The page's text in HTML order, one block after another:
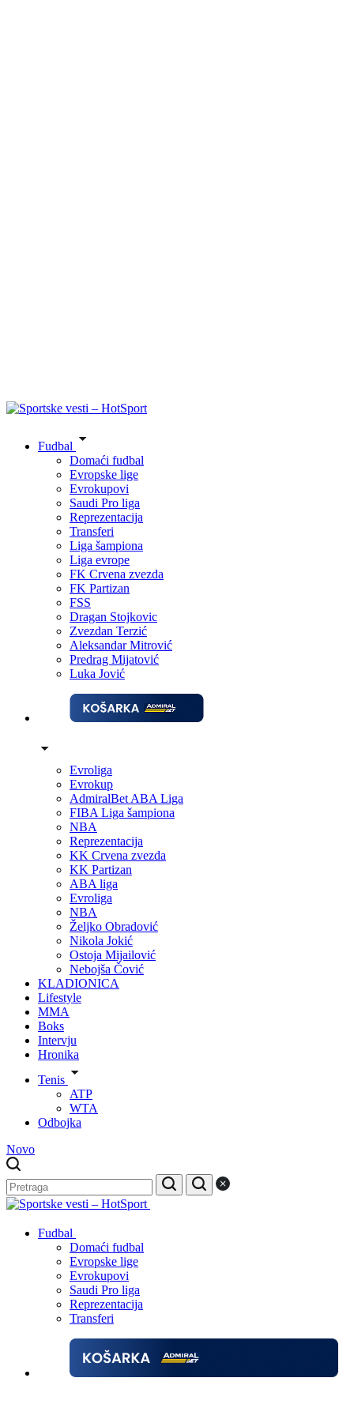
Fudbal
Domaći fudbal
Evropske lige
Evrokupovi
Saudi Pro liga
Reprezentacija
Transferi
Liga šampiona
Liga evrope
FK Crvena zvezda
FK Partizan
FSS
Dragan Stojkovic
Zvezdan Terzić
Aleksandar Mitrović
Predrag Mijatović
Luka Jović
Evroliga
Evrokup
AdmiralBet ABA Liga
FIBA Liga šampiona
NBA
Reprezentacija
KK Crvena zvezda
KK Partizan
ABA liga
Evroliga
NBA
Željko Obradović
Nikola Jokić
Ostoja Mijailović
Nebojša Čović
KLADIONICA
Lifestyle
MMA
Boks
Intervju
Hronika
Tenis
ATP
WTA
Odbojka
Novo
Fudbal
Domaći fudbal
Evropske lige
Evrokupovi
Saudi Pro liga
Reprezentacija
Transferi